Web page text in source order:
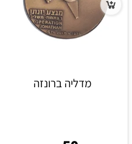
מדליה ברונזה